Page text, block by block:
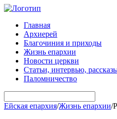
Главная
Архиерей
Благочиния и приходы
Жизнь епархии
Новости церкви
Статьи, интервью,
Паломничество
Ейская епархия/Жизнь епархии/